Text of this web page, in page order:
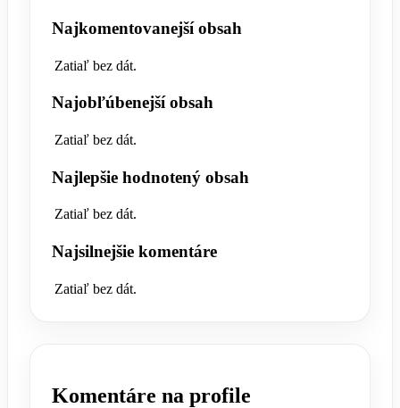
Najkomentovanejší obsah
Zatiaľ bez dát.
Najobľúbenejší obsah
Zatiaľ bez dát.
Najlepšie hodnotený obsah
Zatiaľ bez dát.
Najsilnejšie komentáre
Zatiaľ bez dát.
Komentáre na profile